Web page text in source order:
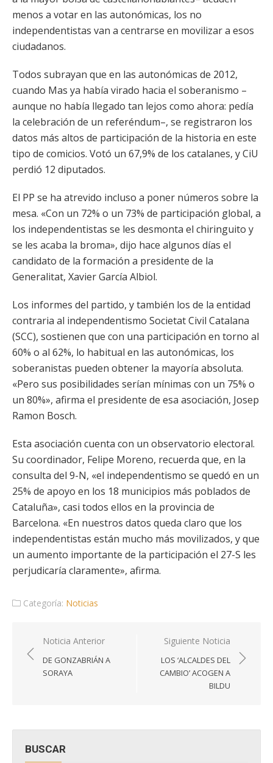
menos a votar en las autonómicas, los no
independentistas van a centrarse en movilizar a esos
ciudadanos.
Todos subrayan que en las autonómicas de 2012,
cuando Mas ya había virado hacia el soberanismo –
aunque no había llegado tan lejos como ahora: pedía
la celebración de un referéndum–, se registraron los
datos más altos de participación de la historia en este
tipo de comicios. Votó un 67,9% de los catalanes, y CiU
perdió 12 diputados.
El PP se ha atrevido incluso a poner números sobre la
mesa. «Con un 72% o un 73% de participación global, a
los independentistas se les desmonta el chiringuito y
se les acaba la broma», dijo hace algunos días el
candidato de la formación a presidente de la
Generalitat, Xavier García Albiol.
Los informes del partido, y también los de la entidad
contraria al independentismo Societat Civil Catalana
(SCC), sostienen que con una participación en torno al
60% o al 62%, lo habitual en las autonómicas, los
soberanistas pueden obtener la mayoría absoluta.
«Pero sus posibilidades serían mínimas con un 75% o
un 80%», afirma el presidente de esa asociación, Josep
Ramon Bosch.
Esta asociación cuenta con un observatorio electoral.
Su coordinador, Felipe Moreno, recuerda que, en la
consulta del 9-N, «el independentismo se quedó en un
25% de apoyo en los 18 municipios más poblados de
Cataluña», casi todos ellos en la provincia de
Barcelona. «En nuestros datos queda claro que los
independentistas están mucho más movilizados, y que
un aumento importante de la participación el 27-S les
perjudicaría claramente», afirma.
Categoría: Noticias
Navegación
de
entradas
Noticia Anterior
DE GONZABRIÁN A
SORAYA
Siguiente Noticia
LOS ‘ALCALDES DEL
CAMBIO’ ACOGEN A
BILDU
BUSCAR